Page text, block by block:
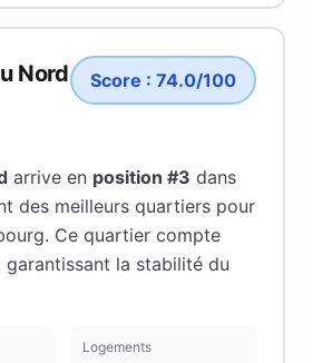
Nord Score : 74.0/100
arrive en position #3 dans
des meilleurs quartiers pour
. Ce quartier compte
garantissant la stabilité du
Logements